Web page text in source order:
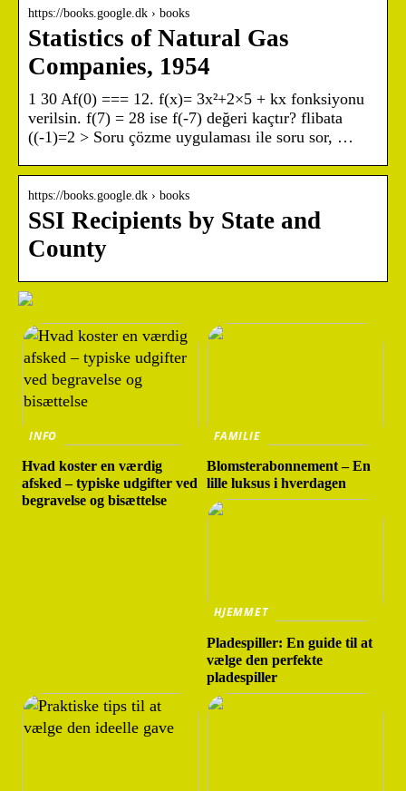
https://books.google.dk › books
Statistics of Natural Gas
Companies, 1954
1 30 Af(0) === 12. f(x)= 3x²+2×5 + kx fonksiyonu
verilsin. f(7) = 28 ise f(-7) değeri kaçtır? flibata
((-1)=2 > Soru çözme uygulaması ile soru sor, …
https://books.google.dk › books
SSI Recipients by State and
County
INFO
Hvad koster en værdig
afsked – typiske udgifter ved
begravelse og bisættelse
FAMILIE
Blomsterabonnement – En
lille luksus i hverdagen
HJEMMET
Pladespiller: En guide til at
vælge den perfekte
pladespiller